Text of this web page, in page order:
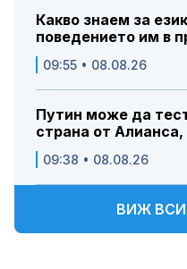
Какво знаем за
поведението им в
09:55 • 08.08.26
Путин може да
страна от
09:38 • 08.08.26
ВИЖ